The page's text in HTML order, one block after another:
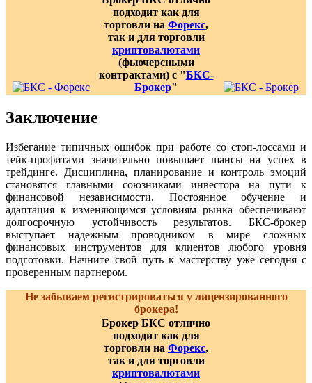
подходит как для
торговли на Форекс,
так и для торговли
криптовалютами
(фьючерсными
контрактами) с "БКС-
Брокер"
Заключение
Избегание типичных ошибок при работе со стоп-лоссами и
тейк-профитами значительно повышает шансы на успех в
трейдинге. Дисциплина, планирование и контроль эмоций
становятся главными союзниками инвестора на пути к
финансовой независимости. Постоянное обучение и
адаптация к изменяющимся условиям рынка обеспечивают
долгосрочную устойчивость результатов. БКС-брокер
выступает надежным проводником в мире сложных
финансовых инструментов для клиентов любого уровня
подготовки. Начните свой путь к мастерству уже сегодня с
проверенным партнером.
Не забываем регистрироваться у лицензированного
брокера!
Брокер БКС отлично
подходит как для
торговли на Форекс,
так и для торговли
криптовалютами